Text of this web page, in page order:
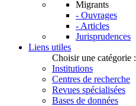
Migrants
- Ouvrages
- Articles
Jurisprudences
Liens utiles
Choisir une catégorie :
Institutions
Centres de recherche
Revues spécialisées
Bases de données